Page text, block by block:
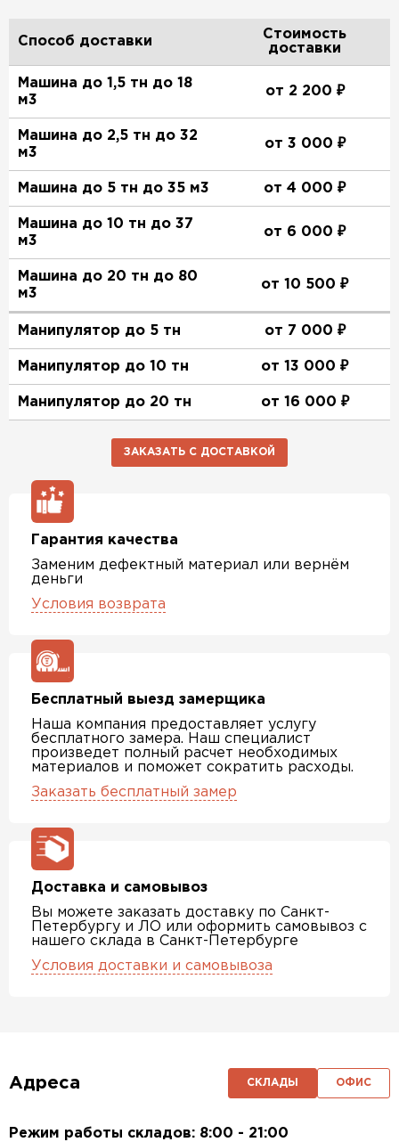
Способ доставки
Стоимость
доставки
Машина до 1,5 тн до 18
м3
от 2 200 ₽
Машина до 2,5 тн до 32
м3
от 3 000 ₽
Машина до 5 тн до 35 м3 от 4 000 ₽
Машина до 10 тн до 37
м3
от 6 000 ₽
Машина до 20 тн до 80
м3
от 10 500 ₽
Манипулятор до 5 тн от 7 000 ₽
Манипулятор до 10 тн от 13 000 ₽
Манипулятор до 20 тн от 16 000 ₽
ЗАКАЗАТЬ С ДОСТАВКОЙ
Гарантия качества
Заменим дефектный материал или вернём
деньги
Условия возврата
Бесплатный выезд замерщика
Наша компания предоставляет услугу
бесплатного замера. Наш специалист
произведет полный расчет необходимых
материалов и поможет сократить расходы.
Заказать бесплатный замер
Доставка и самовывоз
Вы можете заказать доставку по Санкт-
Петербургу и ЛО или оформить самовывоз с
нашего склада в Санкт-Петербурге
Условия доставки и самовывоза
Адреса СКЛАДЫ ОФИС
Режим работы складов: 8:00 - 21:00